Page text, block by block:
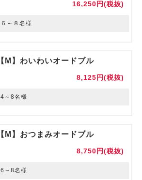
16,250円(税抜)
６～８名様
【M】わいわいオードブル
8,125円(税抜)
4～8名様
【M】おつまみオードブル
8,750円(税抜)
6～8名様